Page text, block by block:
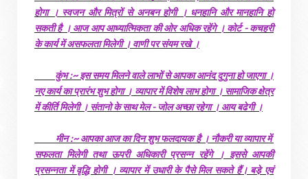
होगा । स्वजन और मित्रों से अनबन होगी । धनहानि और मानहानि हो
सकती है । आज आप आध्यात्मिकता की ओर अधिक रहेंगे । कोर्ट - कचहरी
के कार्य में असफलता मिलेगी । वाणी पर संयम रखे ।
कुंभ :~ इस समय मिलने वाले लाभों से आपका आनंद दुगुना हो जाएगा ।
नए कार्य का प्रारंभ शुभ होगा । व्यापार में विशेष लाभ होगा । सामाजिक क्षेत्र
में कीर्ति मिलेगी । संतानो के साथ मेल - जोल अच्छा रहेगा । आय बढेगी ।
मीन :~ आपका आज का दिन शुभ फलदायक है । नौकरी या व्यापार में
सफलता मिलेगी तथा ऊपरी अधिकारी प्रसन्न रहेंगे । इससे आपकी
प्रसन्नता में वृद्धि होगी । व्यापार में उधारी के पैसे मिल सकते हैं। बडे़ एवं